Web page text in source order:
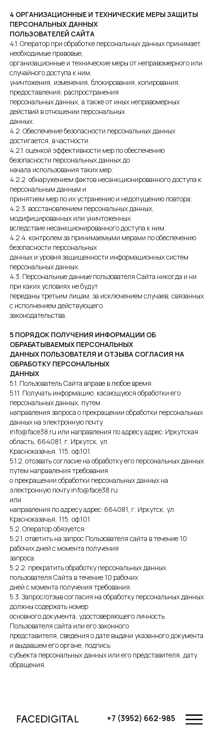
4 ОРГАНИЗАЦИОННЫЕ И ТЕХНИЧЕСКИЕ МЕРЫ ЗАЩИТЫ
ПЕРСОНАЛЬНЫХ ДАННЫХ
ПОЛЬЗОВАТЕЛЕЙ САЙТА
4.1. Оператор при обработке персональных данных принимает
необходимые правовые,
организационные и технические меры от неправомерного или
случайного доступа к ним,
уничтожения, изменения, блокирования, копирования,
предоставления, распространения
персональных данных, а также от иных неправомерных
действий в отношении персональных
данных.
4.2. Обеспечение безопасности персональных данных
достигается, в частности:
4.2.1. оценкой эффективности мер по обеспечению
безопасности персональных данных до
начала использования таких мер;
4.2.2. обнаружением фактов несанкционированного доступа к
персональным данным и
принятием мер по их устранению и недопущению повтора;
4.2.3. восстановлением персональных данных,
модифицированных или уничтоженных
вследствие несанкционированного доступа к ним;
4.2.4. контролем за принимаемыми мерами по обеспечению
безопасности персональных
данных и уровня защищенности информационных систем
персональных данных.
4.3. Персональные данные пользователя Сайта никогда и ни
при каких условиях не будут
переданы третьим лицам, за исключением случаев, связанных
с исполнением действующего
законодательства.
5 ПОРЯДОК ПОЛУЧЕНИЯ ИНФОРМАЦИИ ОБ
ОБРАБАТЫВАЕМЫХ ПЕРСОНАЛЬНЫХ
ДАННЫХ ПОЛЬЗОВАТЕЛЯ И ОТЗЫВА СОГЛАСИЯ НА
ОБРАБОТКУ ПЕРСОНАЛЬНЫХ
ДАННЫХ
5.1. Пользователь Сайта вправе в любое время:
5.1.1. Получать информацию, касающуюся обработки его
персональных данных, путем
направления запроса о прекращении обработки персональных
данных на электронную почту
info@face38.ru или направления по адресу адрес: Иркутская
область, 664081, г. Иркутск, ул.
Красноказачья, 115, оф.101.
5.1.2. отозвать согласие на обработку его персональных данных
путем направления требования
о прекращении обработки персональных данных на
электронную почту info@face38.ru
или
направления по адресу адрес: 664081, г. Иркутск, ул.
Красноказачья, 115, оф.101.
5.2. Оператор обязуется:
5.2.1. ответить на запрос Пользователя сайта в течение 10
рабочих дней с момента получения
запроса.
5.2.2. прекратить обработку персональных данных
пользователя Сайта в течение 10 рабочих
дней с момента получения требования.
5.3. Запрос/отзыв согласия на обработку персональных данных
должны содержать номер
основного документа, удостоверяющего личность
Пользователя сайта или его законного
представителя, сведения о дате выдачи указанного документа
и выдавшем его органе, подпись
субъекта персональных данных или его представителя, дату
обращения.
наименование:
ООО "ФЕЙС-ДИДЖИТАЛ"
ИНН: 3849073484
КПП: 380801001
предложение не является
публичной офертой
юридические документы
блог
обсудить
проект в
Telegram
+7 (3952) 662-985
комплексные подходы
база кейсов
контакты